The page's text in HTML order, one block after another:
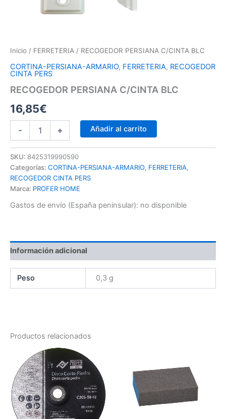
Inicio / FERRETERIA / RECOGEDOR PERSIANA C/CINTA BLC
CORTINA-PERSIANA-ARMARIO, FERRETERIA, RECOGEDOR
CINTA PERS
RECOGEDOR PERSIANA C/CINTA BLC
16,85€
- + Añadir al carrito
SKU: 8425319990590
Categorías: CORTINA-PERSIANA-ARMARIO, FERRETERIA,
RECOGEDOR CINTA PERS
Marca: PROFER HOME
Gastos de envío (España peninsular): no disponible
Información adicional
Peso 0,3 g
Productos relacionados